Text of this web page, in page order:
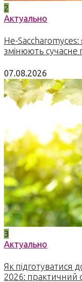
2
Актуально
Не-Saccharomyces:
змінюють сучасне
07.08.2026
3
Актуально
Як підготуватися
2026: практичний